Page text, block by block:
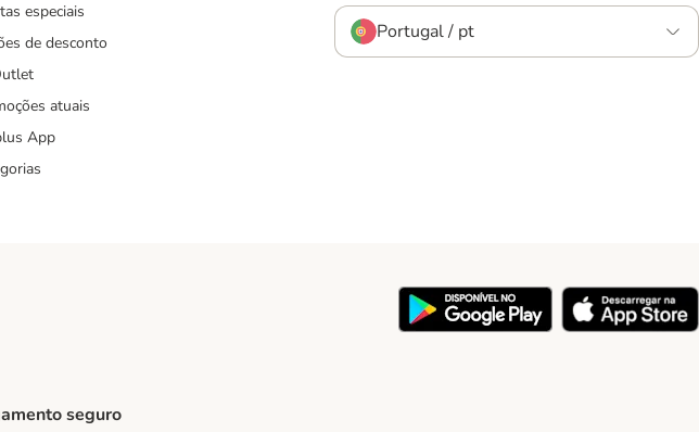
especiais
de desconto
atuais
App
Portugal / pt
seguro